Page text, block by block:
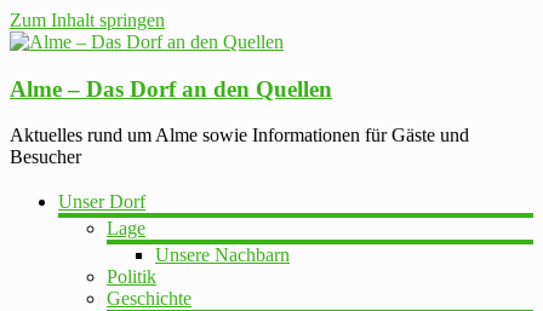
Zum Inhalt springen
Alme – Das Dorf an den Quellen
Aktuelles rund um Alme sowie Informationen für Gäste und
Besucher
Unser Dorf
Lage
Unsere Nachbarn
Politik
Geschichte